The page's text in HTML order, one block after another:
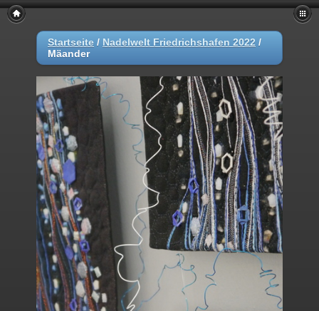
Startseite / Nadelwelt Friedrichshafen 2022 /
Mäander